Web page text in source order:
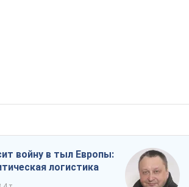
войну в тыл Европы:
логистика